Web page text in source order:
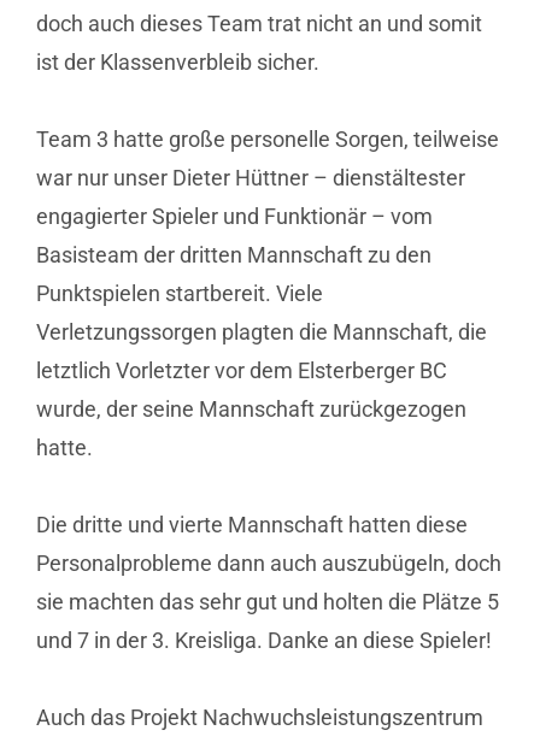
doch auch dieses Team trat nicht an und somit
ist der Klassenverbleib sicher.
Team 3 hatte große personelle Sorgen, teilweise
war nur unser Dieter Hüttner – dienstältester
engagierter Spieler und Funktionär – vom
Basisteam der dritten Mannschaft zu den
Punktspielen startbereit. Viele
Verletzungssorgen plagten die Mannschaft, die
letztlich Vorletzter vor dem Elsterberger BC
wurde, der seine Mannschaft zurückgezogen
hatte.
Die dritte und vierte Mannschaft hatten diese
Personalprobleme dann auch auszubügeln, doch
sie machten das sehr gut und holten die Plätze 5
und 7 in der 3. Kreisliga. Danke an diese Spieler!
Auch das Projekt Nachwuchsleistungszentrum